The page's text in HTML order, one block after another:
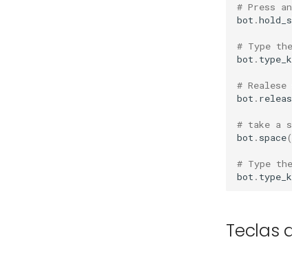
# Press
bot .
# Type
bot .
#
bot .
# take a
bot . space(
# Type
bot .
Teclas